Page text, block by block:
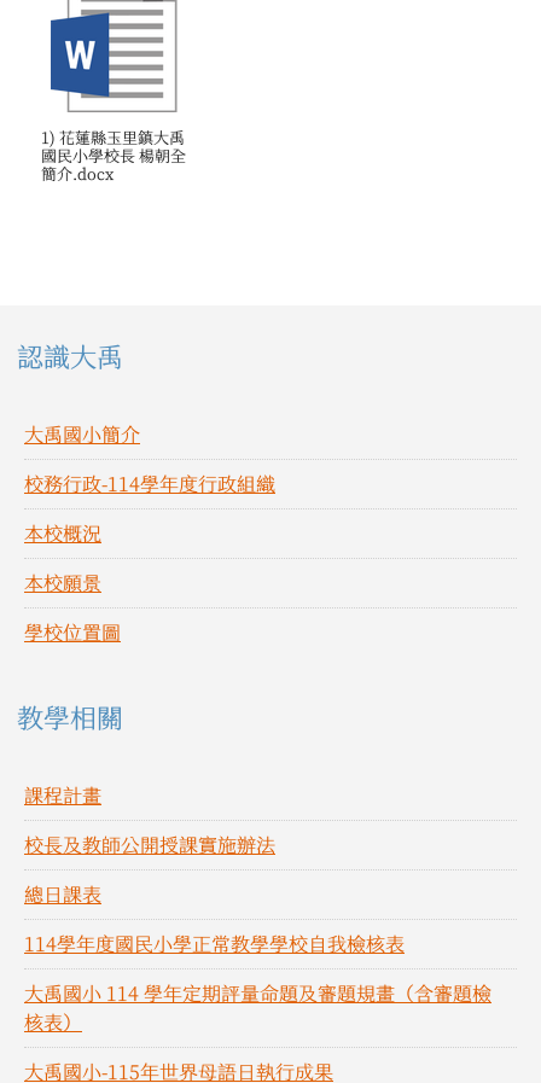
1) 花蓮縣玉里鎮大禹
國民小學校長 楊朝全
簡介.docx
左邊區域內容
認識大禹
大禹國小簡介
校務行政-114學年度行政組織
本校概況
本校願景
學校位置圖
教學相關
課程計畫
校長及教師公開授課實施辦法
總日課表
114學年度國民小學正常教學學校自我檢核表
大禹國小 114 學年定期評量命題及審題規畫（含審題檢
核表）
大禹國小-115年世界母語日執行成果